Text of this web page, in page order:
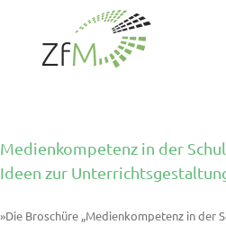
springen
Medienkompetenz in der
Ideen zur
»Die Broschüre „Medienkompetenz in der